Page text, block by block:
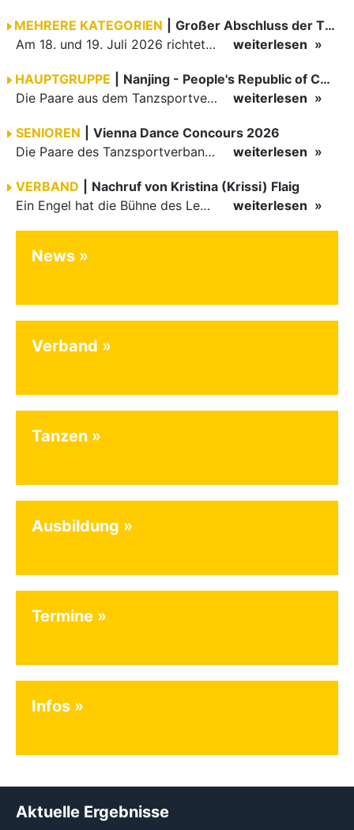
MEHRERE KATEGORIEN
Großer Abschluss der TBW-Trophy in Weinheim
Am 18. und 19. Juli 2026 richtete die Tanzsportabteilung (TSA) der TSG 1862 Weinheim das Abschlussturnier der diesjährigen TBW-Trophy-Serie aus. Zum traditionellen Saisonfinale kamen rund 400 Starts über…
weiterlesen
HAUPTGRUPPE
Nanjing - People's Republic of China
Die Paare aus dem Tanzsportverband Baden-Württemberg (TBW) haben beim hochklassig besetzten WDSF GrandSlam im chinesischen Nanjing wieder einmal auf internationalem Top-Niveau geglänzt. Das…
weiterlesen
SENIOREN
Vienna Dance Concours 2026
Die Paare des Tanzsportverbandes Baden-Württemberg (TBW) glänzten auf dem internationalen Parkett des Vienna Dance Concourse 2026 im Wiener Rathaus mit hervorragenden Platzierungen Ergebnisse unter: …
weiterlesen
VERBAND
Nachruf von Kristina (Krissi) Flaig
Ein Engel hat die Bühne des Lebens verlassen. Viel zu früh, plötzlich und für uns alle unfassbar, wurde unsere geliebte Kristina (Krissi) Flaig im Alter von 36 Jahren aus dem Leben gerissen. Das Tanzen…
weiterlesen
News
Verband
Tanzen
Ausbildung
Termine
Infos
Aktuelle Ergebnisse